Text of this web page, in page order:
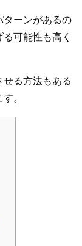
ターンがあるの
可能性も高く
る方法もある
。